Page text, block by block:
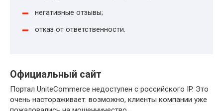
негативные отзывы;
отказ от ответственности.
Официальный сайт
Портал UniteCommerce недоступен с российского IP. Это
очень настораживает: возможно, клиенты компании уже